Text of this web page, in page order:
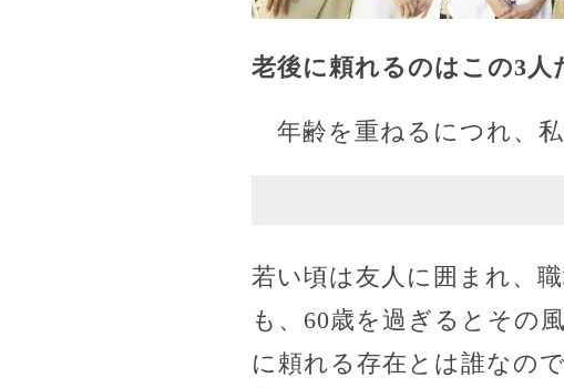
老後に頼れるのはこの3
年齢を重ねるにつれ、私
若い頃は友人に囲まれ、
も、60歳を過ぎるとその
に頼れる存在とは誰なの